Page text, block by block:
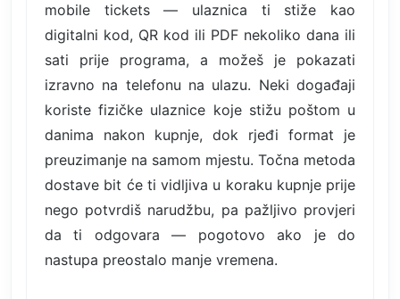
mobile tickets — ulaznica ti stiže kao
digitalni kod, QR kod ili PDF nekoliko dana ili
sati prije programa, a možeš je pokazati
izravno na telefonu na ulazu. Neki događaji
koriste fizičke ulaznice koje stižu poštom u
danima nakon kupnje, dok rjeđi format je
preuzimanje na samom mjestu. Točna metoda
dostave bit će ti vidljiva u koraku kupnje prije
nego potvrdiš narudžbu, pa pažljivo provjeri
da ti odgovara — pogotovo ako je do
nastupa preostalo manje vremena.